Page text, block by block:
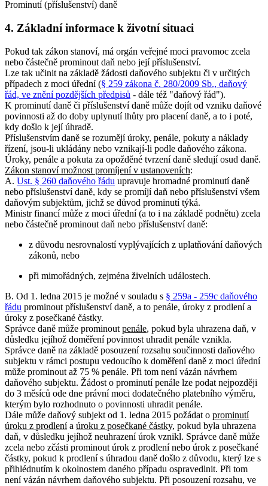
Prominutí (příslušenství) daně
4. Základní informace k životní situaci
Pokud tak zákon stanoví, má orgán veřejné moci pravomoc zcela
nebo částečně prominout daň nebo její příslušenství.
Lze tak učinit na základě žádosti daňového subjektu či v určitých
případech z moci úřední (§ 259 zákona č. 280/2009 Sb., daňový
řád, ve znění pozdějších předpisů - dále též "daňový řád").
K prominutí daně či příslušenství daně může dojít od vzniku daňové
povinnosti až do doby uplynutí lhůty pro placení daně, a to i poté,
kdy došlo k její úhradě.
Příslušenstvím daně se rozumějí úroky, penále, pokuty a náklady
řízení, jsou-li ukládány nebo vznikají-li podle daňového zákona.
Úroky, penále a pokuta za opožděné tvrzení daně sledují osud daně.
Zákon stanoví možnost promíjení v ustanoveních:
A. Ust. § 260 daňového řádu upravuje hromadné prominutí daně
nebo příslušenství daně, kdy se promíjí daň nebo příslušenství všem
daňovým subjektům, jichž se důvod prominutí týká.
Ministr financí může z moci úřední (a to i na základě podnětu) zcela
nebo částečně prominout daň nebo příslušenství daně:
z důvodu nesrovnalostí vyplývajících z uplatňování daňových
zákonů, nebo
při mimořádných, zejména živelních událostech.
B. Od 1. ledna 2015 je možné v souladu s § 259a - 259c daňového
řádu prominout příslušenství daně, a to penále, úroky z prodlení a
úroky z posečkané částky.
Správce daně může prominout penále, pokud byla uhrazena daň, v
důsledku jejíhož doměření povinnost uhradit penále vznikla.
Správce daně na základě posouzení rozsahu součinnosti daňového
subjektu v rámci postupu vedoucího k doměření daně z moci úřední
může prominout až 75 % penále. Při tom není vázán návrhem
daňového subjektu. Žádost o prominutí penále lze podat nejpozději
do 3 měsíců ode dne právní moci dodatečného platebního výměru,
kterým bylo rozhodnuto o povinnosti uhradit penále.
Dále může daňový subjekt od 1. ledna 2015 požádat o prominutí
úroku z prodlenía úroku z posečkané částky, pokud byla uhrazena
daň, v důsledku jejíhož neuhrazení úrok vznikl. Správce daně může
zcela nebo zčásti prominout úrok z prodlení nebo úrok z posečkané
částky, pokud k prodlení s úhradou daně došlo z důvodu, který lze s
přihlédnutím k okolnostem daného případu ospravedlnit. Při tom
není vázán návrhem daňového subjektu. Při posouzení rozsahu, ve